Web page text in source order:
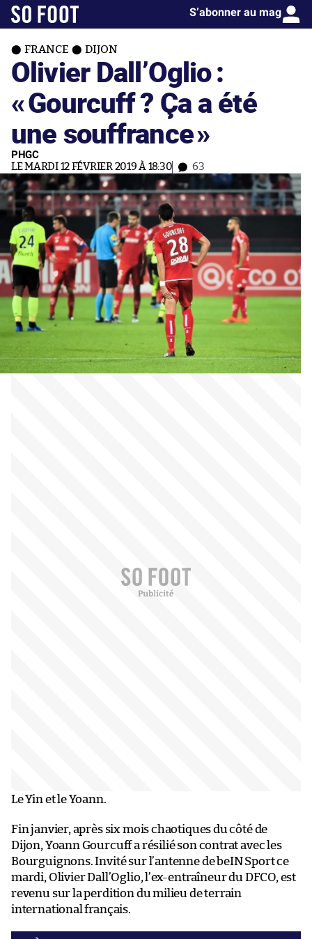
S’abonner au mag
FRANCE DIJON
Olivier Dall’Oglio :
«Gourcuff ? Ça a été
une souffrance»
PHGC
LE MARDI 12 FÉVRIER 2019 À 18:30 63
Le Yin et le Yoann.
Fin janvier, après six mois chaotiques du côté de
Dijon, Yoann Gourcuff a résilié son contrat avec les
Bourguignons. Invité sur l’antenne de beIN Sport ce
mardi, Olivier Dall’Oglio, l’ex-entraîneur du DFCO, est
revenu sur la perdition du milieu de terrain
international français.